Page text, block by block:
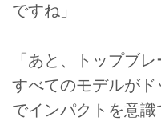
ですね」
「あと、トップブ
すべてのモデルが
でインパクトを意